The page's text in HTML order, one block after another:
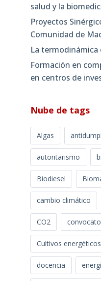
salud y la
Proyectos
Comunidad de
La termodinámica
Formación en
en centros de
Nube de tags
Algas
autoritarismo
Biodiesel
cambio climático
CO2
Cultivos energéticos
docencia